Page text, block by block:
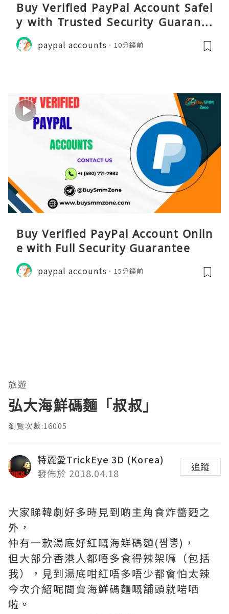
Buy Verified PayPal Account Safel
y with Trusted Security Guarante
e
paypal accounts 10分鐘前
Buy Verified PayPal Account Onlin
e with Full Security Guarantee
paypal accounts 15分鐘前
旅遊
弘大海鮮碼麵「叔叔」
瀏覽次數:16005
特麗愛TrickEye 3D (Korea)
發佈於 2018.04.18
追蹤
大家睇韓劇好多時見到啲主角食炸醬麪之
外，
仲有一款湯底好紅嘅海鮮碼麵(짬뽕)，
但大部分香港人都唔多食得辣架嘛（包括
我），見到湯底咁紅唔多唔少都會怕太辣
今次介紹呢間賣海鮮碼麵嘅舗頭就啱哂
啦。